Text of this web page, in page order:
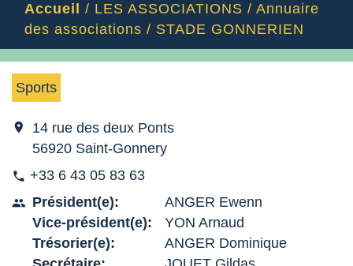
Accueil / LES ASSOCIATIONS / Annuaire
des associations / STADE GONNERIEN
Sports
location_on
14 rue des deux Ponts
56920 Saint-Gonnery
phone +33 6 43 05 83 63
people Président(e):
Vice-président(e):
Trésorier(e):
ANGER Ewenn
YON Arnaud
ANGER Dominique